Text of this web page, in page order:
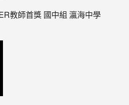
教師首獎 國中組 瀛海中學